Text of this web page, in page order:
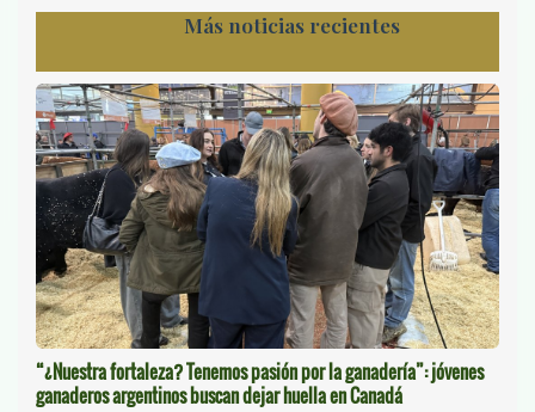
Más noticias recientes
“¿Nuestra fortaleza? Tenemos pasión por la ganadería”: jóvenes
ganaderos argentinos buscan dejar huella en Canadá